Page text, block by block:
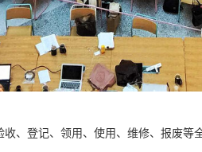
、登记、领用、使用、维修、报废等